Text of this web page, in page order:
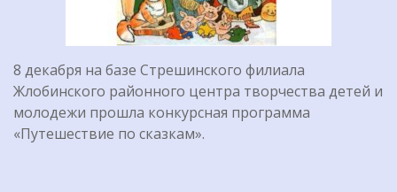
8 декабря на базе Стрешинского филиала
Жлобинского районного центра творчества детей и
молодежи прошла конкурсная программа
«Путешествие по сказкам».